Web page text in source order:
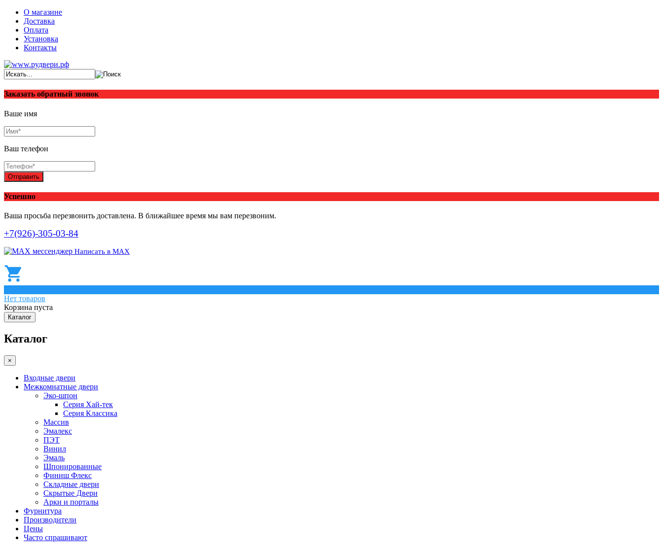
О магазине
Доставка
Оплата
Установка
Контакты
Заказать обратный звонок
Ваше имя
Ваш телефон
Отправить
Успешно
Ваша просьба перезвонить доставлена. В ближайшее время мы вам перезвоним.
+7(926)-305-03-84
Написать в МАХ
Нет товаров
Корзина пуста
Каталог
Каталог
×
Входные двери
Межкомнатные двери
Эко-шпон
Серия Хай-тек
Серия Классика
Массив
Эмалекс
ПЭТ
Винил
Эмаль
Шпонированные
Финиш Флекс
Складные двери
Скрытые Двери
Арки и порталы
Фурнитура
Производители
Цены
Часто спрашивают